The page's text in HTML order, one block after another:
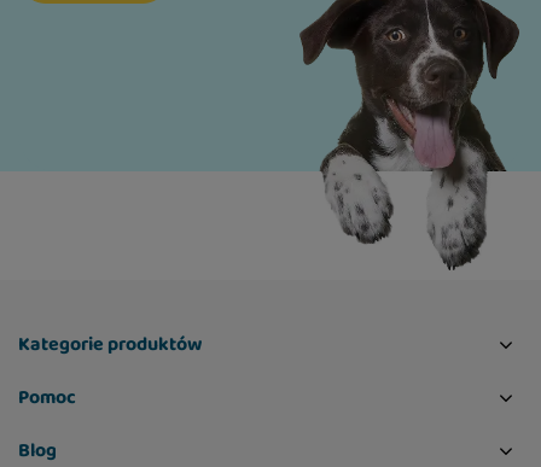
Kategorie produktów
Pomoc
Blog